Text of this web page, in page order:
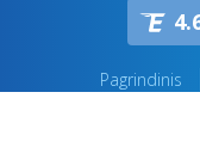
Pagrindinis